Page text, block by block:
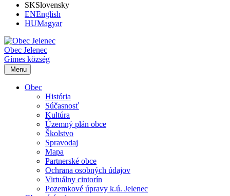
SKSlovensky
ENEnglish
HUMagyar
Obec Jelenec
Gímes község
Menu
Obec
História
Súčasnosť
Kultúra
Územný plán obce
Školstvo
Spravodaj
Mapa
Partnerské obce
Ochrana osobných údajov
Virtuálny cintorín
Pozemkové úpravy k.ú. Jelenec